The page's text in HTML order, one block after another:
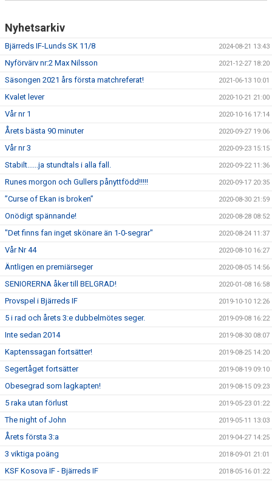
Nyhetsarkiv
Bjärreds IF-Lunds SK 11/8 2024-08-21 13:43
Nyförvärv nr:2 Max Nilsson 2021-12-27 18:20
Säsongen 2021 års första matchreferat! 2021-06-13 10:01
Kvalet lever 2020-10-21 21:00
Vår nr 1 2020-10-16 17:14
Årets bästa 90 minuter 2020-09-27 19:06
Vår nr 3 2020-09-23 15:15
Stabilt......ja stundtals i alla fall. 2020-09-22 11:36
Runes morgon och Gullers pånyttfödd!!!!! 2020-09-17 20:35
”Curse of Ekan is broken” 2020-08-30 21:59
Onödigt spännande! 2020-08-28 08:52
"Det finns fan inget skönare än 1-0-segrar" 2020-08-24 11:37
Vår Nr 44 2020-08-10 16:27
Äntligen en premiärseger 2020-08-05 14:56
SENIORERNA åker till BELGRAD! 2020-01-08 16:58
Provspel i Bjärreds IF 2019-10-10 12:26
5 i rad och årets 3:e dubbelmötes seger. 2019-09-08 16:22
Inte sedan 2014 2019-08-30 08:07
Kaptenssagan fortsätter! 2019-08-25 14:20
Segertåget fortsätter 2019-08-19 09:10
Obesegrad som lagkapten! 2019-08-15 09:23
5 raka utan förlust 2019-05-23 01:22
The night of John 2019-05-11 13:03
Årets första 3:a 2019-04-27 14:25
3 viktiga poäng 2018-09-01 21:01
KSF Kosova IF - Bjärreds IF 2018-05-16 01:22